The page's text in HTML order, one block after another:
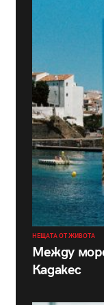
НЕЩАТА ОТ ЖИВОТА
Между
Кадакес